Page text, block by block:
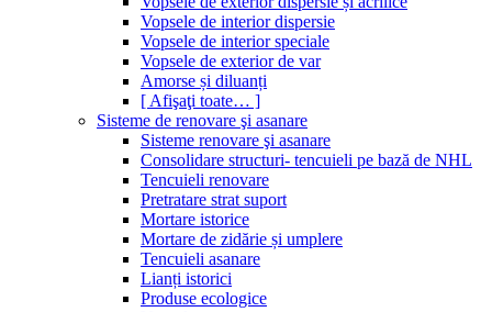
Vopsele de interior dispersie
Vopsele de interior speciale
Vopsele de exterior de var
Amorse și diluanți
[ Afişaţi toate… ]
Sisteme de renovare şi asanare
Sisteme renovare şi asanare
Consolidare structuri- tencuieli pe bază de NHL
Tencuieli renovare
Pretratare strat suport
Mortare istorice
Mortare de zidărie și umplere
Tencuieli asanare
Lianți istorici
Produse ecologice